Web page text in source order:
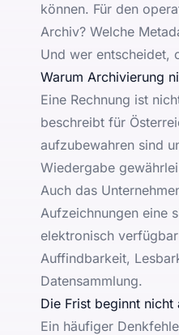
können. Für den
Archiv? Welche
Und wer entscheidet,
Warum Archivierung
Eine Rechnung ist
beschreibt für
aufzubewahren sind
Wiedergabe
Auch das
Aufzeichnungen eine
elektronisch
Auffindbarkeit,
Datensammlung.
Die Frist beginnt nicht
Ein häufiger